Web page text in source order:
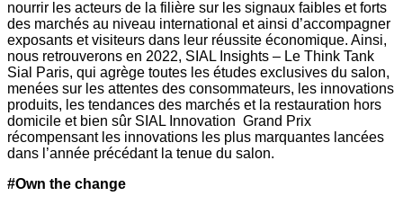
nourrir les acteurs de la filière sur les signaux faibles et forts
des marchés au niveau international et ainsi d’accompagner
exposants et visiteurs dans leur réussite économique. Ainsi,
nous retrouverons en 2022, SIAL Insights – Le Think Tank
Sial Paris, qui agrège toutes les études exclusives du salon,
menées sur les attentes des consommateurs, les innovations
produits, les tendances des marchés et la restauration hors
domicile et bien sûr SIAL Innovation Grand Prix
récompensant les innovations les plus marquantes lancées
dans l’année précédant la tenue du salon.
#Own the change